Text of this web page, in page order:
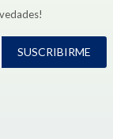
SUSCRIBIRME